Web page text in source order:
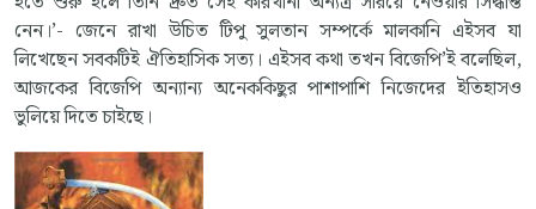
নেন।’- জেনে রাখা উচিত টিপু সুলতান সম্পর্কে মালকানি এইসব যা
লিখেছেন সবকটিই ঐতিহাসিক সত্য। এইসব কথা তখন বিজেপি’ই বলেছিল,
আজকের বিজেপি অন্যান্য অনেককিছুর পাশাপাশি নিজেদের ইতিহাসও
ভুলিয়ে দিতে চাইছে।